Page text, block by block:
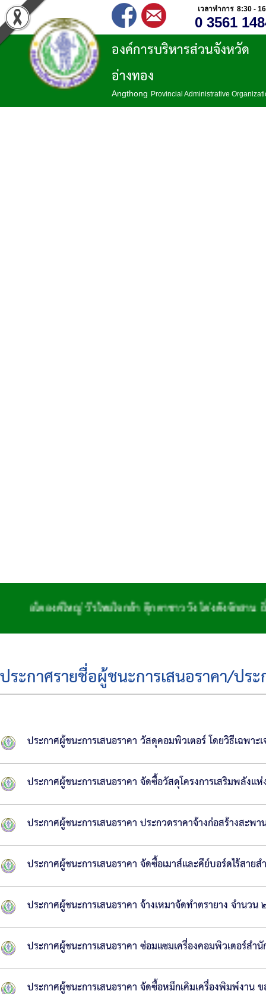
เวลาทำการ 8:30 -
0 3561
องค์การบริหารส่วนจังหวัด
อ่างทอง
Angthong Provincial Administrative
งค์ใหญ่ วีรไทยใจกล้า ตุ๊กตาชาววัง โด่งดังจักสาน ถิ่นฐานทำ
ประกาศรายชื่อผู้ชนะการเสนอราคา/ปร
ประกาศผู้ขนะการเสนอราคา วัสดุคอมพิวเตอร์ โดยวิธีเฉพาะเ
ประกาศผู้ขนะการเสนอราคา จัดซื้อวัสดุโครงการเสริมพลังแ
ประกาศผู้ชนะการเสนอราคา ประกวดราคาจ้างก่อสร้างสะ
ประกาศผู้ชนะการเสนอราคา จัดซื้อเมาส์และคีย์บอร์ดไร้สา
ประกาศผู้ชนะการเสนอราคา จ้างเหมาจัดทำตรายาง จำนวน
ประกาศผู้ชนะการเสนอราคา ซ่อมแซมเครื่องคอมพิวเตอร์
ประกาศผู้ชนะการเสนอราคา จัดซื้อหมึกเคิมเครื่องพิมพ์งาน